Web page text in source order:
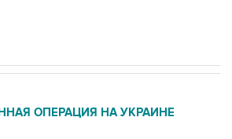
ОПЕРАЦИЯ НА УКРАИНЕ